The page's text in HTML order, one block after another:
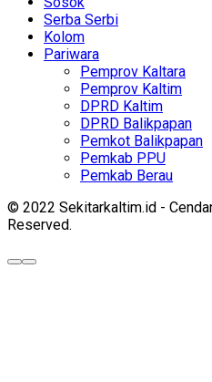
Serba Serbi
Kolom
Pariwara
Pemprov Kaltara
Pemprov Kaltim
DPRD Kaltim
DPRD Balikpapan
Pemkot Balikpapan
Pemkab PPU
Pemkab Berau
© 2022 Sekitarkaltim.id -
Reserved.